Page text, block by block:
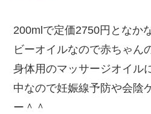
200mlで定価2750円となか
ビーオイルなので赤ちゃん
身体用のマッサージオイル
中なので妊娠線予防や会陰
ー＾＾